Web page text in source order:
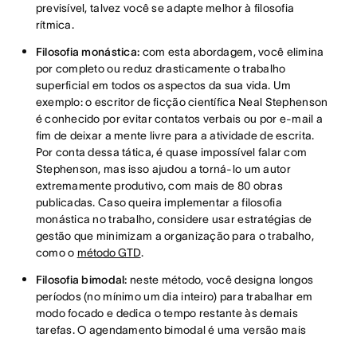
previsível, talvez você se adapte melhor à filosofia
rítmica.
Filosofia monástica: com esta abordagem, você elimina
por completo ou reduz drasticamente o trabalho
superficial em todos os aspectos da sua vida. Um
exemplo: o escritor de ficção científica Neal Stephenson
é conhecido por evitar contatos verbais ou por e-mail a
fim de deixar a mente livre para a atividade de escrita.
Por conta dessa tática, é quase impossível falar com
Stephenson, mas isso ajudou a torná-lo um autor
extremamente produtivo, com mais de 80 obras
publicadas. Caso queira implementar a filosofia
monástica no trabalho, considere usar estratégias de
gestão que minimizam a organização para o trabalho,
como o método GTD.
Filosofia bimodal: neste método, você designa longos
períodos (no mínimo um dia inteiro) para trabalhar em
modo focado e dedica o tempo restante às demais
tarefas. O agendamento bimodal é uma versão mais